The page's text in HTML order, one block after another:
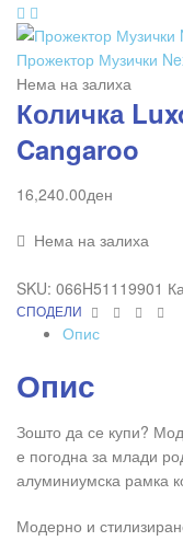
Прожектор Музички
Нема на залиха
Количка
Cangaroo
16,240.00ден
Нема на залиха
SKU: 066H51119901
СПОДЕЛИ Facebook
Twitter
Опис
Опис
Зошто да се купи?
е погодна за млади
алуминиумска рамка
Модерно и